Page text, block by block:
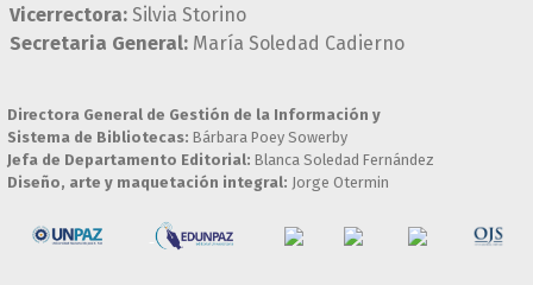
Vicerrectora: Silvia Storino
Secretaria General: María Soledad Cadierno
Directora General de Gestión de la Información y
Sistema de Bibliotecas: Bárbara Poey Sowerby
Jefa de Departamento Editorial: Blanca Soledad Fernández
Diseño, arte y maquetación integral: Jorge Otermin